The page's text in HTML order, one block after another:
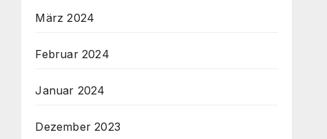
März 2024
Februar 2024
Januar 2024
Dezember 2023